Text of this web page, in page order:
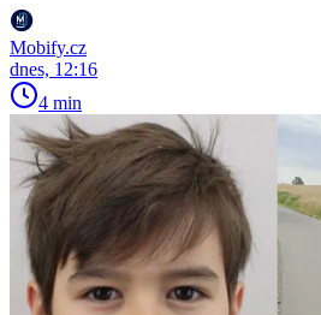
Mobify.cz
dnes, 12:16
4 min